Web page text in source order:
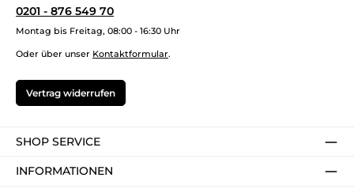
0201 - 876 549 70
Montag bis Freitag, 08:00 - 16:30 Uhr
Oder über unser Kontaktformular.
Vertrag widerrufen
SHOP SERVICE
INFORMATIONEN